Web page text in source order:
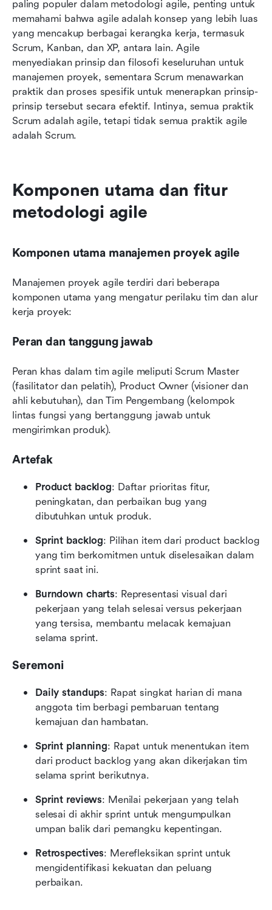
paling populer dalam metodologi agile, penting untuk
memahami bahwa agile adalah konsep yang lebih luas
yang mencakup berbagai kerangka kerja, termasuk
Scrum, Kanban, dan XP, antara lain. Agile
menyediakan prinsip dan filosofi keseluruhan untuk
manajemen proyek, sementara Scrum menawarkan
praktik dan proses spesifik untuk menerapkan prinsip-
prinsip tersebut secara efektif. Intinya, semua praktik
Scrum adalah agile, tetapi tidak semua praktik agile
adalah Scrum.
Komponen utama dan fitur
metodologi agile
Komponen utama manajemen proyek agile
Manajemen proyek agile terdiri dari beberapa
komponen utama yang mengatur perilaku tim dan alur
kerja proyek:
Peran dan tanggung jawab
Peran khas dalam tim agile meliputi Scrum Master
(fasilitator dan pelatih), Product Owner (visioner dan
ahli kebutuhan), dan Tim Pengembang (kelompok
lintas fungsi yang bertanggung jawab untuk
mengirimkan produk).
Artefak
Product backlog: Daftar prioritas fitur,
peningkatan, dan perbaikan bug yang
dibutuhkan untuk produk.
Sprint backlog: Pilihan item dari product backlog
yang tim berkomitmen untuk diselesaikan dalam
sprint saat ini.
Burndown charts: Representasi visual dari
pekerjaan yang telah selesai versus pekerjaan
yang tersisa, membantu melacak kemajuan
selama sprint.
Seremoni
Daily standups: Rapat singkat harian di mana
anggota tim berbagi pembaruan tentang
kemajuan dan hambatan.
Sprint planning: Rapat untuk menentukan item
dari product backlog yang akan dikerjakan tim
selama sprint berikutnya.
Sprint reviews: Menilai pekerjaan yang telah
selesai di akhir sprint untuk mengumpulkan
umpan balik dari pemangku kepentingan.
Retrospectives: Merefleksikan sprint untuk
mengidentifikasi kekuatan dan peluang
perbaikan.